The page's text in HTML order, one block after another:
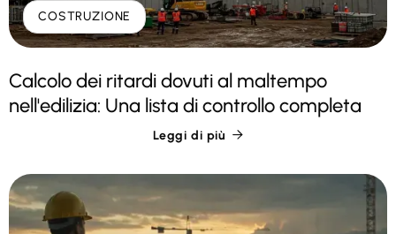
COSTRUZIONE
Calcolo dei ritardi dovuti al maltempo
nell'edilizia: Una lista di controllo completa
Leggi di più 